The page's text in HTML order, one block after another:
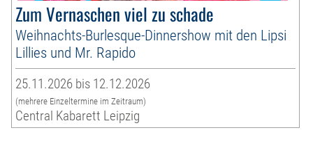
Zum Vernaschen viel zu schade
Weihnachts-Burlesque-Dinnershow mit den Lipsi
Lillies und Mr. Rapido
25.11.2026 bis 12.12.2026
(mehrere Einzeltermine im Zeitraum)
Central Kabarett Leipzig